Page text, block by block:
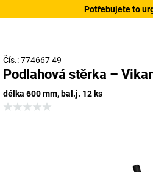
Potřebujete to
Čís.: 774667 49
Podlahová stěrka –
délka 600 mm, bal.j. 12 ks